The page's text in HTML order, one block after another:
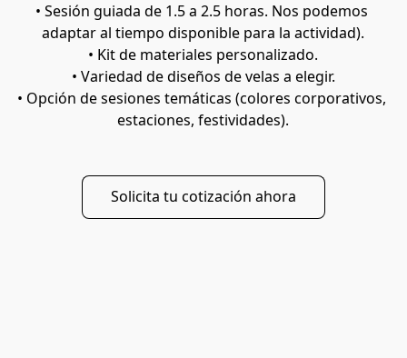
• Sesión guiada de 1.5 a 2.5 horas. Nos podemos
adaptar al tiempo disponible para la actividad).
• Kit de materiales personalizado.
• Variedad de diseños de velas a elegir.
• Opción de sesiones temáticas (colores corporativos,
estaciones, festividades).
Solicita tu cotización ahora